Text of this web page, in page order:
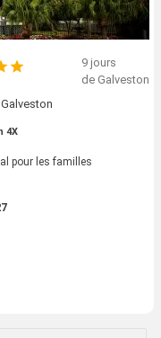
9 jours
de Galveston
4X
pour les familles